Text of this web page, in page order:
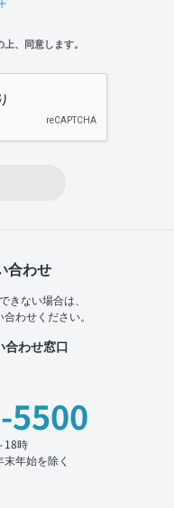
上、同意します。
合わせ
きない場合は、
わせください。
合わせ窓口
5500
18時
年始を除く